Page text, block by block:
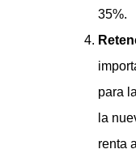
35%.
para
la
renta